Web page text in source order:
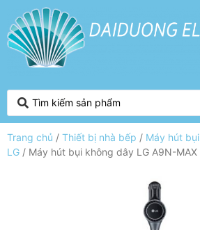
Trang chủ / Thiết bị nhà bếp / Máy hút bụi
LG / Máy hút bụi không dây LG A9N-MAX